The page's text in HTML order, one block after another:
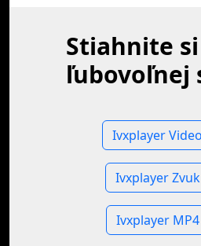
Stiahnite
ľubovoľnej
Ivxplayer
Ivxplayer
Ivxplayer